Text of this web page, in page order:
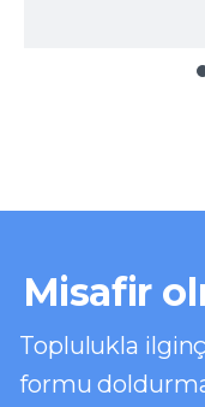
Misafir
Toplulukla
formu